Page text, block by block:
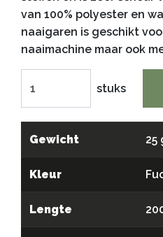
van 100% polyester en
naaigaren is geschikt
naaimachine maar ook
stuks
Gewicht 25
Kleur
Lengte